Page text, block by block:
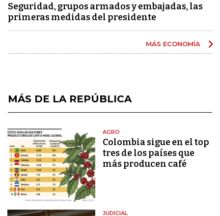
Seguridad, grupos armados y embajadas, las
primeras medidas del presidente
MÁS ECONOMÍA
MÁS DE LA REPÚBLICA
AGRO
Colombia sigue en el top
tres de los países que
más producen café
JUDICIAL